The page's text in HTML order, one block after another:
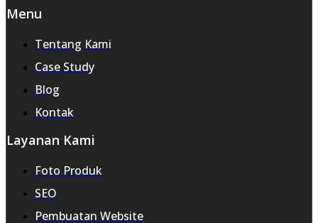
Menu
Tentang Kami
Case Study
Blog
Kontak
Layanan Kami
Foto Produk
SEO
Pembuatan Website